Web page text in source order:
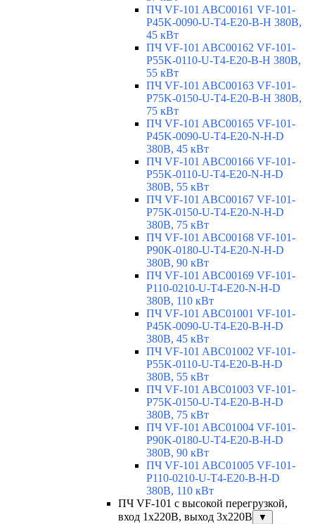
ПЧ VF-101 ABC00161 VF-101-
P45K-0090-U-T4-E20-B-H 380В,
45 кВт
ПЧ VF-101 ABC00162 VF-101-
P55K-0110-U-T4-E20-B-H 380В,
55 кВт
ПЧ VF-101 ABC00163 VF-101-
P75K-0150-U-T4-E20-B-H 380В,
75 кВт
ПЧ VF-101 ABC00165 VF-101-
P45K-0090-U-T4-E20-N-H-D
380В, 45 кВт
ПЧ VF-101 ABC00166 VF-101-
P55K-0110-U-T4-E20-N-H-D
380В, 55 кВт
ПЧ VF-101 ABC00167 VF-101-
P75K-0150-U-T4-E20-N-H-D
380В, 75 кВт
ПЧ VF-101 ABC00168 VF-101-
P90K-0180-U-T4-E20-N-H-D
380В, 90 кВт
ПЧ VF-101 ABC00169 VF-101-
P110-0210-U-T4-E20-N-H-D
380В, 110 кВт
ПЧ VF-101 ABC01001 VF-101-
P45K-0090-U-T4-E20-B-H-D
380В, 45 кВт
ПЧ VF-101 ABC01002 VF-101-
P55K-0110-U-T4-E20-B-H-D
380В, 55 кВт
ПЧ VF-101 ABC01003 VF-101-
P75K-0150-U-T4-E20-B-H-D
380В, 75 кВт
ПЧ VF-101 ABC01004 VF-101-
P90K-0180-U-T4-E20-B-H-D
380В, 90 кВт
ПЧ VF-101 ABC01005 VF-101-
P110-0210-U-T4-E20-B-H-D
380В, 110 кВт
ПЧ VF-101 с высокой перегрузкой,
вход 1х220В, выход 3х220В
▼